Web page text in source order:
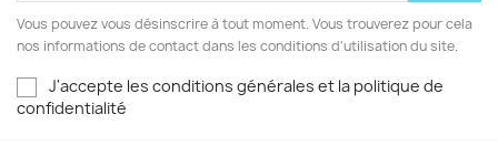
Vous pouvez vous désinscrire à tout moment. Vous trouverez pour cela
nos informations de contact dans les conditions d'utilisation du site.
J'accepte les conditions générales et la politique de
confidentialité